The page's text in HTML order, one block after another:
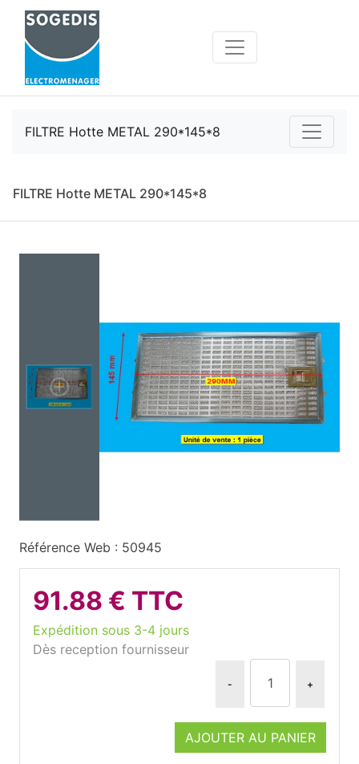
FILTRE Hotte METAL 290*145*8
FILTRE Hotte METAL 290*145*8
Référence Web : 50945
91.88 € TTC
Expédition sous 3-4 jours
Dès reception fournisseur
- +
AJOUTER AU PANIER